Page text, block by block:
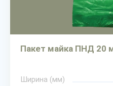
Пакет майка ПНД 20
Ширина (мм)